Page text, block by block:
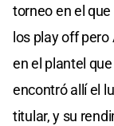
torneo en el
los play off
en el plantel
encontró allí el
titular, y su